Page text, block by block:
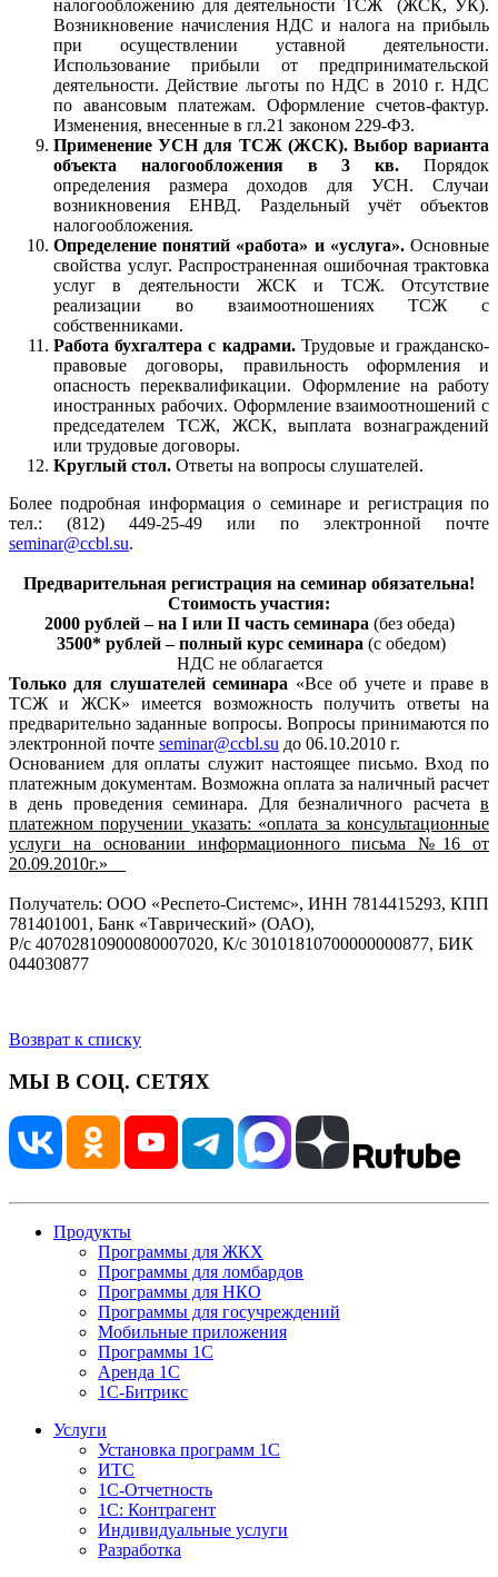
налогообложению для деятельности ТСЖ (ЖСК, УК).
Возникновение начисления НДС и налога на прибыль
при осуществлении уставной деятельности.
Использование прибыли от предпринимательской
деятельности. Действие льготы по НДС в 2010 г. НДС
по авансовым платежам. Оформление счетов-фактур.
Изменения, внесенные в гл.21 законом 229-ФЗ.
Применение УСН для ТСЖ (ЖСК). Выбор варианта
объекта налогообложения в 3 кв. Порядок
определения размера доходов для УСН. Случаи
возникновения ЕНВД. Раздельный учёт объектов
налогообложения.
Определение понятий «работа» и «услуга».Основные
свойства услуг. Распространенная ошибочная трактовка
услуг в деятельности ЖСК и ТСЖ. Отсутствие
реализации во взаимоотношениях ТСЖ с
собственниками.
Работа бухгалтера с кадрами.Трудовые и гражданско-
правовые договоры, правильность оформления и
опасность переквалификации. Оформление на работу
иностранных рабочих. Оформление взаимоотношений с
председателем ТСЖ, ЖСК, выплата вознаграждений
или трудовые договоры.
Круглый стол. Ответы на вопросы слушателей.
Более подробная информация о семинаре и регистрация по
тел.: (812) 449-25-49 или по электронной почте
seminar@ccbl.su.
Предварительная регистрация на семинар обязательна!
Стоимость участия:
2000 рублей – на I или II часть семинара (без обеда)
3500* рублей – полный курс семинара (с обедом)
НДС не облагается
Только для слушателей семинара «Все об учете и праве в
ТСЖ и ЖСК» имеется возможность получить ответы на
предварительно заданные вопросы. Вопросы принимаются по
электронной почте seminar@ccbl.su до 06.10.2010 г.
Основанием для оплаты служит настоящее письмо. Вход по
платежным документам. Возможна оплата за наличный расчет
в день проведения семинара. Для безналичного расчета в
платежном поручении указать: «оплата за консультационные
услуги на основании информационного письма №16 от
20.09.2010г.»
Получатель: ООО «Респето-Системс», ИНН 7814415293, КПП
781401001, Банк «Таврический» (ОАО),
Р/с 40702810900080007020, К/с 30101810700000000877, БИК
044030877
Возврат к списку
МЫ В СОЦ. СЕТЯХ
Продукты
Программы для ЖКХ
Программы для ломбардов
Программы для НКО
Программы для госучреждений
Мобильные приложения
Программы 1С
Аренда 1С
1С-Битрикс
Услуги
Установка программ 1С
ИТС
1С-Отчетность
1С: Контрагент
Индивидуальные услуги
Разработка